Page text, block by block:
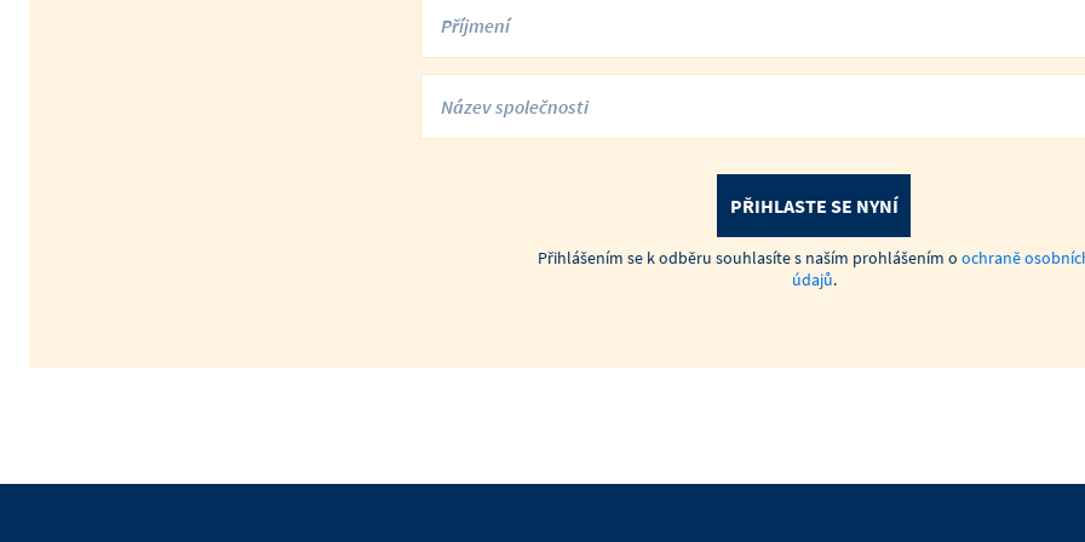
PŘIHLASTE SE NYNÍ
Přihlášením se k odběru souhlasíte s naším prohlášením o ochraně
údajů.